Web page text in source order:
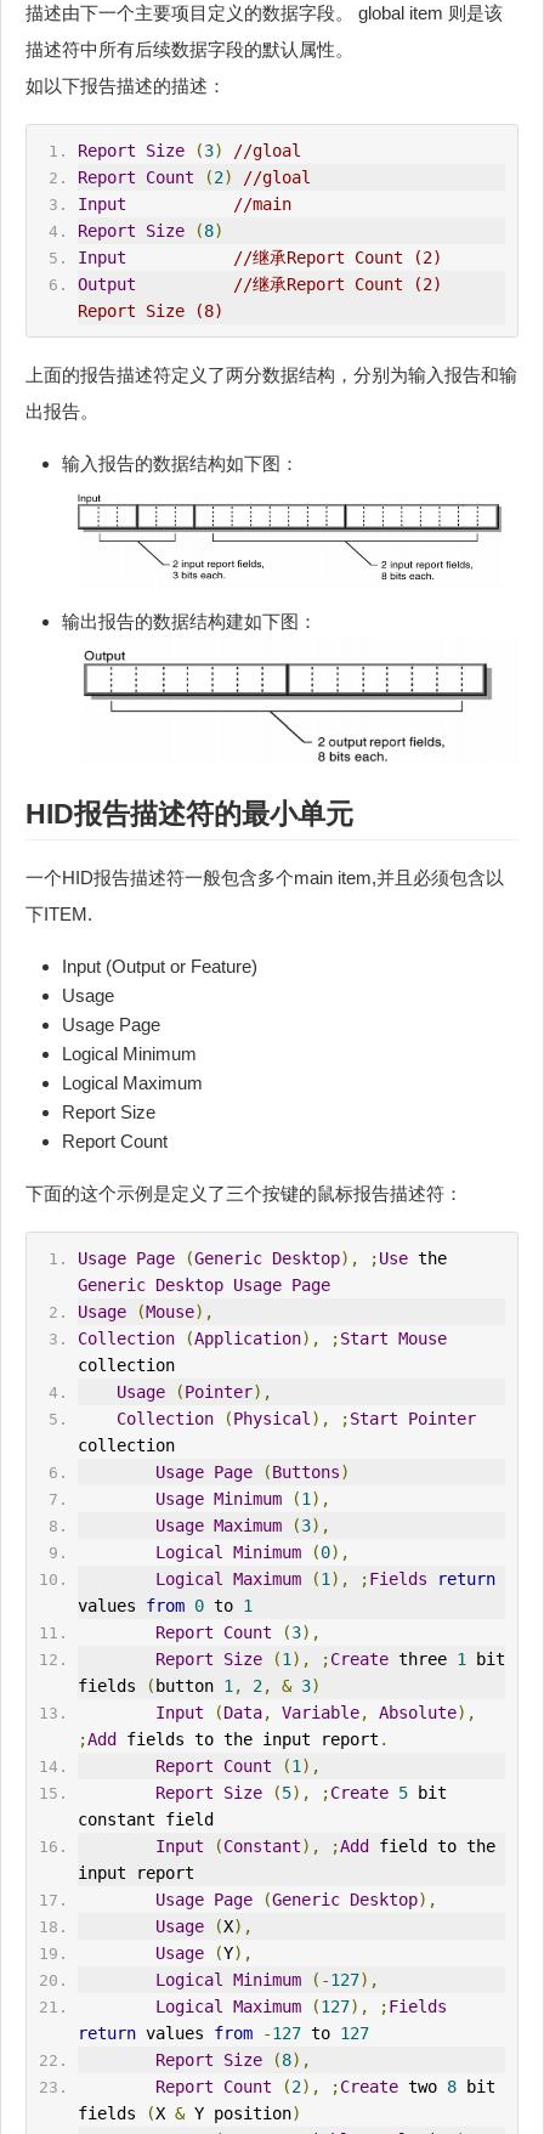
描述由下一个主要项目定义的数据字段。 global item 则是该
描述符中所有后续数据字段的默认属性。
如以下报告描述的描述：
Report Size (3)
//gloal
Report
Count (2)
//gloal
Input
//main
Report
Size (8)
Input
//继承Report Count (2)
Output
//继承Report Count (2)
Report Size (8)
上面的报告描述符定义了两分数据结构，分别为输入报告和输
出报告。
输入报告的数据结构如下图：
输出报告的数据结构建如下图：
HID报告描述符的最小单元
一个HID报告描述符一般包含多个main item,并且必须包含以
下ITEM.
Input (Output or Feature)
Usage
Usage Page
Logical Minimum
Logical Maximum
Report Size
Report Count
下面的这个示例是定义了三个按键的鼠标报告描述符：
Usage Page (Generic Desktop), ;Use
the
Generic Desktop Usage Page
Usage
(Mouse),
Collection
(Application), ;Start Mouse
collection
Usage
(Pointer),
Collection
(Physical ), ;Start
Pointer
collection
Usage Page (Buttons)
Usage Minimum (1 ),
Usage Maximum (3),
Logical
Minimum (0),
Logical
Maximum (1 ), ;Fields
return
values from 0 to 1
Report
Count (3),
Report
Size (1 ), ;Create three 1
bit
fields
( button 1 , 2, & 3)
Input
(Data, Variable, Absolute),
;Add fields to the input report .
Report
Count (1 ),
Report
Size (5), ;Create 5 bit
constant field
Input
(Constant), ;Add
field to the
input report
Usage Page (Generic Desktop),
Usage
(X),
Usage
(Y),
Logical
Minimum (-127),
Logical
Maximum (127), ;Fields
return values from -127 to 127
Report
Size (8),
Report
Count (2), ;Create two 8 bit
fields
(X & Y position)